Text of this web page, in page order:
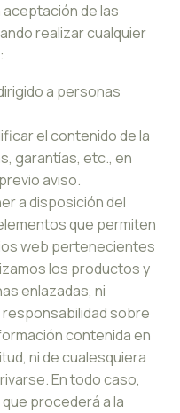
aceptación de las
realizar cualquier
a personas
el contenido de la
garantías, etc., en
aviso.
a disposición del
que permiten
web pertenecientes
los productos y
enlazadas, ni
sobre
contenida en
ni de cualesquiera
En todo caso,
que procederá a la